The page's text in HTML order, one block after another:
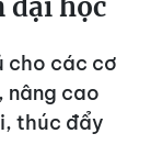
đại học
cho các cơ
nâng cao
thúc đẩy